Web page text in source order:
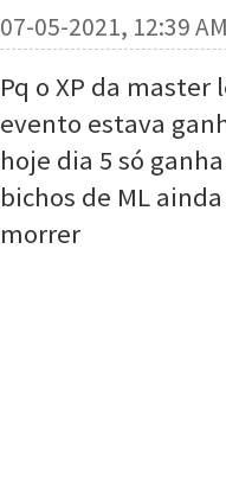
07-05-2021, 12:39
Pq o XP da
evento estava
hoje dia 5 só
bichos de ML
morrer